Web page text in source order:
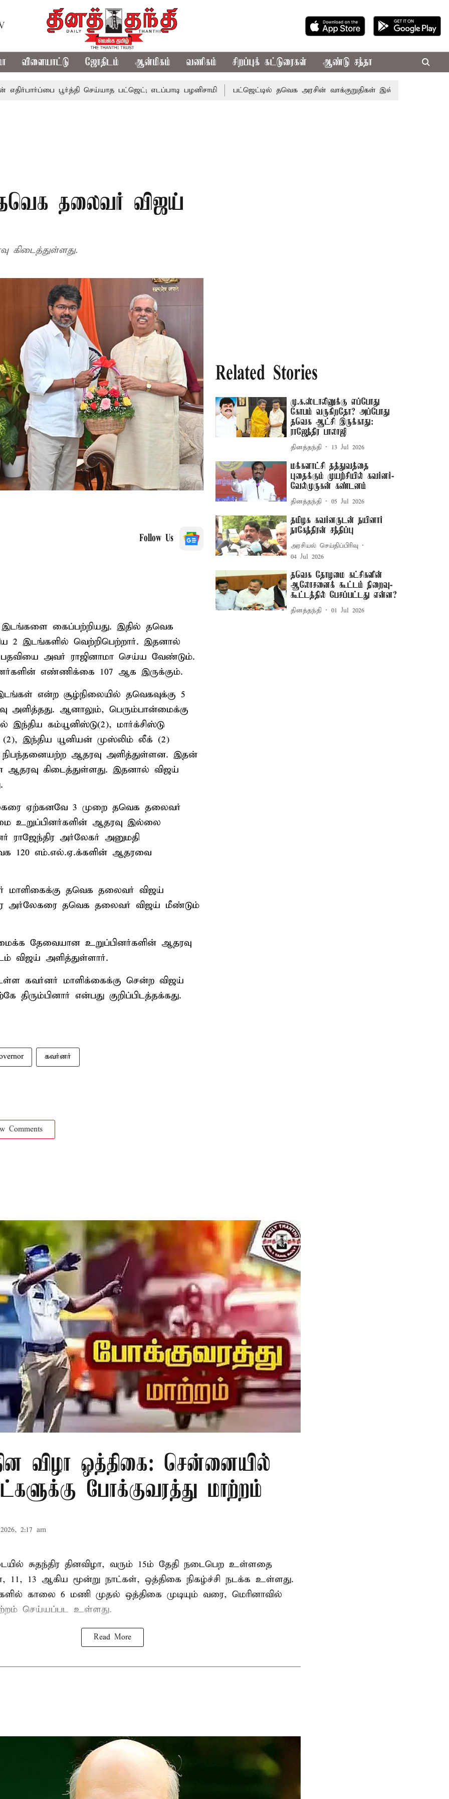
விளையாட்டு ஜோதிடம் ஆன்மிகம் வணிகம் சிறப்புக் கட்டுரைகள் ஆண்டு சந்தா
பூர்த்தி செய்யாத பட்ஜெட்; எடப்பாடி பழனிசாமி பட்ஜெட்டில் தவெக அரசின் வாக்குறுதிகள் இல்லை - எடப்பாடி பழனிசாமி
தலைவர் விஜய்
கிடைத்துள்ளது.
Follow Us
கைப்பற்றியது. இதில் தவெக
2 இடங்களில் வெற்றிபெற்றார். இதனால்
அவர் ராஜினாமா செய்ய வேண்டும்.
எண்ணிக்கை 107 ஆக இருக்கும்.
என்ற சூழ்நிலையில் தவெகவுக்கு 5
அளித்தது. ஆனாலும், பெரும்பான்மைக்கு
கம்யூனிஸ்டு(2), மார்க்சிஸ்டு
(2), இந்திய யூனியன் முஸ்லிம் லீக் (2)
நிபந்தனையற்ற ஆதரவு அளித்துள்ளன. இதன்
ஆதரவு கிடைத்துள்ளது. இதனால் விஜய்
ஏற்கனவே 3 முறை தவெக தலைவர்
உறுப்பினர்களின் ஆதரவு இல்லை
அர்லேகர் அனுமதி
120 எம்.எல்.ஏ.க்களின் ஆதரவை
மாளிகைக்கு தவெக தலைவர் விஜய்
அர்லேகரை தவெக தலைவர் விஜய் மீண்டும்
தேவையான உறுப்பினர்களின் ஆதரவு
விஜய் அளித்துள்ளார்.
கவர்னர் மாளிக்கைக்கு சென்ற விஜய்
திரும்பினார் என்பது குறிப்பிடத்தக்கது.
கவர்னர்
Comments
Related Stories
மு.க.ஸ்டாலினுக்கு எப்போது
கோபம் வருகிறதோ? அப்போது
தவெக ஆட்சி இருக்காது:
ராஜேந்திர பாலாஜி
தினத்தந்தி 13 Jul 2026
மக்களாட்சி தத்துவத்தை
புதைக்கும் முயற்சியில் கவர்னர்-
வேல்முருகன் கண்டனம்
தினத்தந்தி 05 Jul 2026
தமிழக கவர்னருடன் நயினார்
நாகேந்திரன் சந்திப்பு
அரசியல் செய்திப்பிரிவு
04 Jul 2026
தவெக தோழமை கட்சிகளின்
ஆலோசனைக் கூட்டம் நிறைவு-
கூட்டத்தில் பேசப்பட்டது என்ன?
தினத்தந்தி 01 Jul 2026
தின விழா ஒத்திகை: சென்னையில்
போக்குவரத்து மாற்றம்
2:17 am
சுதந்திர தினவிழா, வரும் 15ம் தேதி நடைபெற உள்ளதை
11, 13 ஆகிய மூன்று நாட்கள், ஒத்திகை நிகழ்ச்சி நடக்க உள்ளது.
காலை 6 மணி முதல் ஒத்திகை முடியும் வரை, மெரினாவில்
செய்யப்பட உள்ளது.
Read More